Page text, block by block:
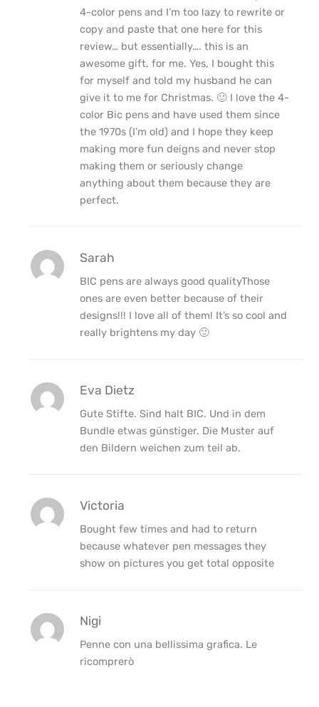
4-color pens and I’m too lazy to rewrite or
copy and paste that one here for this
review… but essentially…. this is an
awesome gift, for me. Yes, I bought this
for myself and told my husband he can
give it to me for Christmas. 🙂 I love the 4-
color Bic pens and have used them since
the 1970s (I’m old) and I hope they keep
making more fun deigns and never stop
making them or seriously change
anything about them because they are
perfect.
Sarah
BIC pens are always good qualityThose
ones are even better because of their
designs!!! I love all of them! It’s so cool and
really brightens my day 🙂
Eva Dietz
Gute Stifte. Sind halt BIC. Und in dem
Bundle etwas günstiger. Die Muster auf
den Bildern weichen zum teil ab.
Victoria
Bought few times and had to return
because whatever pen messages they
show on pictures you get total opposite
Nigi
Penne con una bellissima grafica. Le
ricomprerò